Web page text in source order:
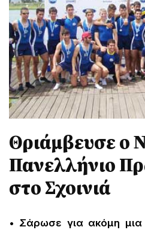
Θριάμβευσε ο
Πανελλήνιο
στο Σχοινιά
• Σάρωσε για ακόμη